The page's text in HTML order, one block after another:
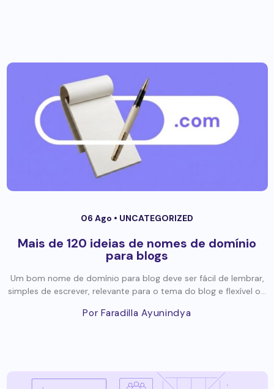
06 Ago • UNCATEGORIZED
Mais de 120 ideias de nomes de domínio
para blogs
Um bom nome de domínio para blog deve ser fácil de lembrar,
simples de escrever, relevante para o tema do blog e flexível o...
Por Faradilla Ayunindya